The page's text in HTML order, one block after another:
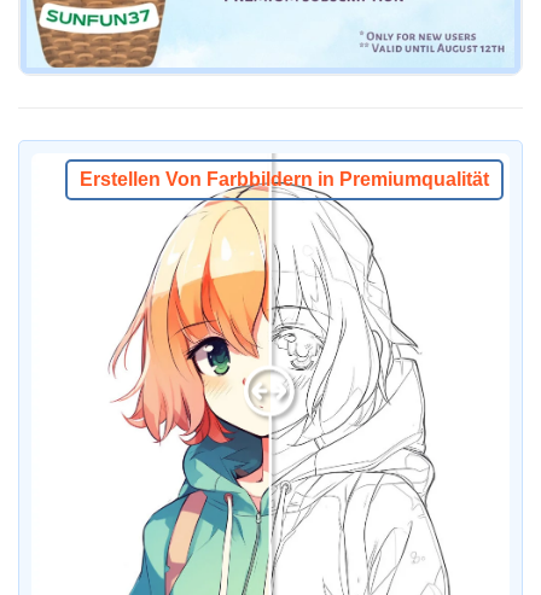
Erstellen Von Farbbildern in Premiumqualität